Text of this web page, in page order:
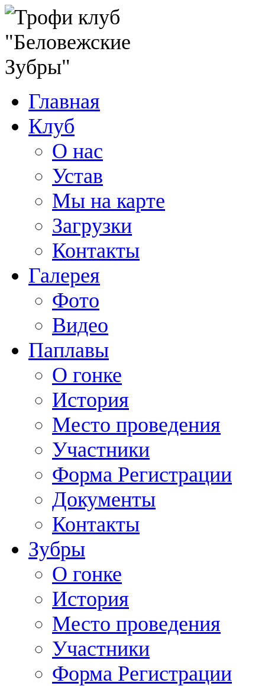
Главная
Клуб
О нас
Устав
Мы на карте
Загрузки
Контакты
Галерея
Фото
Видео
Паплавы
О гонке
История
Место проведения
Участники
Форма Регистрации
Документы
Контакты
Зубры
О гонке
История
Место проведения
Участники
Форма Регистрации